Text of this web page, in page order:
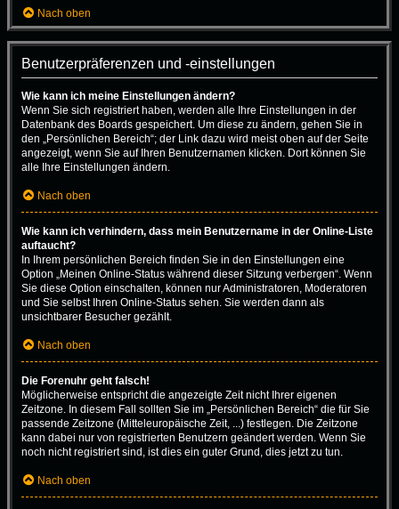
Nach oben
Benutzerpräferenzen und -einstellungen
Wie kann ich meine Einstellungen ändern?
Wenn Sie sich registriert haben, werden alle Ihre Einstellungen in der
Datenbank des Boards gespeichert. Um diese zu ändern, gehen Sie in
den „Persönlichen Bereich“; der Link dazu wird meist oben auf der Seite
angezeigt, wenn Sie auf Ihren Benutzernamen klicken. Dort können Sie
alle Ihre Einstellungen ändern.
Nach oben
Wie kann ich verhindern, dass mein Benutzername in der Online-Liste
auftaucht?
In Ihrem persönlichen Bereich finden Sie in den Einstellungen eine
Option „Meinen Online-Status während dieser Sitzung verbergen“. Wenn
Sie diese Option einschalten, können nur Administratoren, Moderatoren
und Sie selbst Ihren Online-Status sehen. Sie werden dann als
unsichtbarer Besucher gezählt.
Nach oben
Die Forenuhr geht falsch!
Möglicherweise entspricht die angezeigte Zeit nicht Ihrer eigenen
Zeitzone. In diesem Fall sollten Sie im „Persönlichen Bereich“ die für Sie
passende Zeitzone (Mitteleuropäische Zeit, ...) festlegen. Die Zeitzone
kann dabei nur von registrierten Benutzern geändert werden. Wenn Sie
noch nicht registriert sind, ist dies ein guter Grund, dies jetzt zu tun.
Nach oben